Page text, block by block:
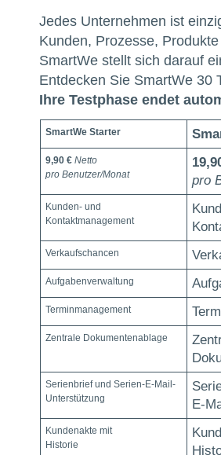
Jedes Unternehmen ist
Kunden, Prozesse,
SmartWe stellt sich darauf
Entdecken Sie SmartWe 30
Ihre Testphase endet
SmartWe Starter
9,90 € Netto
pro Benutzer/Monat
pro
Kunden- und
Kontaktmanagement
Verkaufschancen
Aufgabenverwaltung
Terminmanagement
Zentrale Dokumentenablage
Serienbrief und Serien-E-Mail-
Unterstützung
E-
Kundenakte mit
Historie